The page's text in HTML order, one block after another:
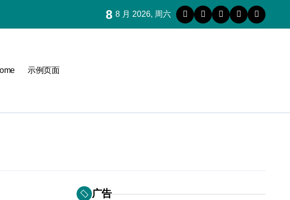
8 8 月 2026, 周六
示例页面
广告